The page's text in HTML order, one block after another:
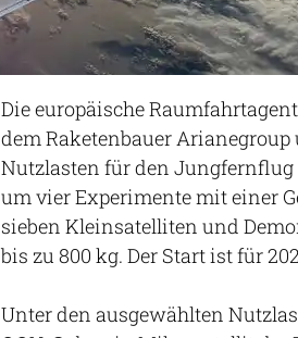
Die europäische
dem Raketenbauer
Nutzlasten für den Jungfernflug
um vier Experimente mit einer
sieben Kleinsatelliten und
bis zu 800 kg. Der Start ist für
Unter den ausgewählten